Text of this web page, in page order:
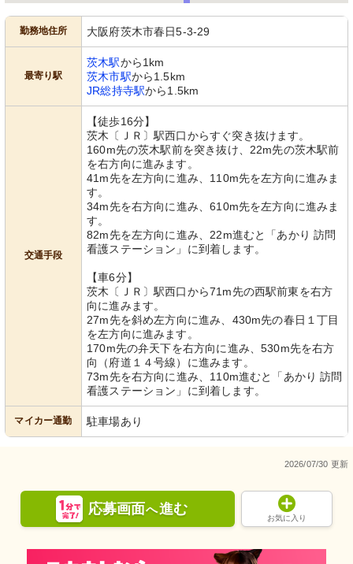
勤務地住所 大阪府茨木市春日5-3-29
最寄り駅
茨木駅から1km
茨木市駅から1.5km
JR総持寺駅から1.5km
交通手段
【徒歩16分】
茨木〔ＪＲ〕駅西口からすぐ突き抜けます。
160m先の茨木駅前を突き抜け、22m先の茨木駅前
を右方向に進みます。
41m先を左方向に進み、110m先を左方向に進みま
す。
34m先を右方向に進み、610m先を左方向に進みま
す。
82m先を左方向に進み、22m進むと「あかり 訪問
看護ステーション」に到着します。
【車6分】
茨木〔ＪＲ〕駅西口から71m先の西駅前東を右方
向に進みます。
27m先を斜め左方向に進み、430m先の春日１丁目
を左方向に進みます。
170m先の弁天下を右方向に進み、530m先を右方
向（府道１４号線）に進みます。
73m先を右方向に進み、110m進むと「あかり 訪問
看護ステーション」に到着します。
マイカー通勤 駐車場あり
2026/07/30 更新
応募画面へ進む
お気に入り